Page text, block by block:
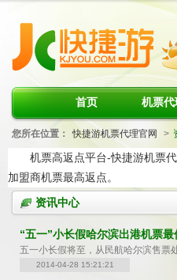
首页 机票代
您所在位置： 快捷游机票代理官网 >
机票高返点平台-快捷游机票代
加盟商机票最高返点。
资讯中心
“五一”小长假哈尔滨出港机票最
五一小长假将至，从民航哈尔滨售票
2014-04-28 15:21:21